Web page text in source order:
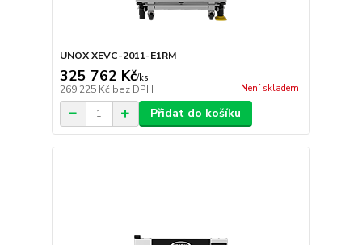
UNOX XEVC-2011-E1RM
325 762 Kč/ks
269 225 Kč bez DPH Není skladem
Přidat do košíku